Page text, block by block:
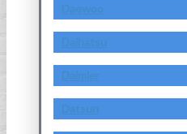
Daewoo
Daihatsu
Daimler
Datsun